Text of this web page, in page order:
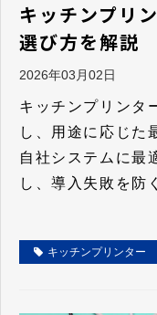
キッチンプリ
選び方を解説
2026年03月02日
キッチンプリンタ
し、用途に応じた
自社システムに最
し、導入失敗を防
キッチンプリンター